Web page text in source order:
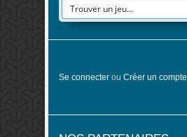
Se connecter ou Créer un compte